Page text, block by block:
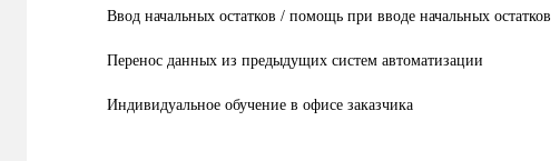
Ввод начальных остатков / помощь при вводе начальных остатков
Перенос данных из предыдущих систем автоматизации
Индивидуальное обучение в офисе заказчика